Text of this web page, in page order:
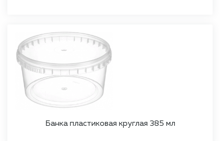
Банка пластиковая круглая 385 мл